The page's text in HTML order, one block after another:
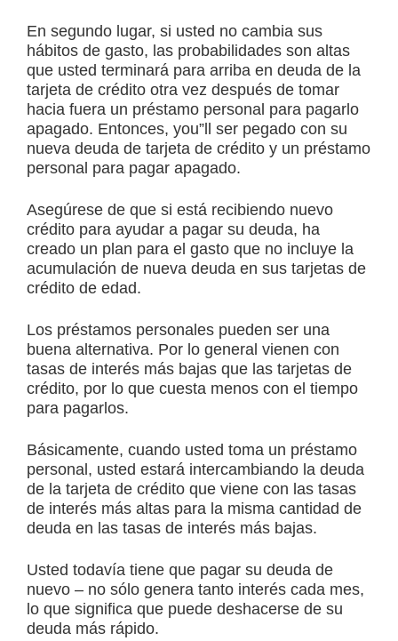
En segundo lugar, si usted no cambia sus
hábitos de gasto, las probabilidades son altas
que usted terminará para arriba en deuda de la
tarjeta de crédito otra vez después de tomar
hacia fuera un préstamo personal para pagarlo
apagado. Entonces, you”ll ser pegado con su
nueva deuda de tarjeta de crédito y un préstamo
personal para pagar apagado.
Asegúrese de que si está recibiendo nuevo
crédito para ayudar a pagar su deuda, ha
creado un plan para el gasto que no incluye la
acumulación de nueva deuda en sus tarjetas de
crédito de edad.
Los préstamos personales pueden ser una
buena alternativa. Por lo general vienen con
tasas de interés más bajas que las tarjetas de
crédito, por lo que cuesta menos con el tiempo
para pagarlos.
Básicamente, cuando usted toma un préstamo
personal, usted estará intercambiando la deuda
de la tarjeta de crédito que viene con las tasas
de interés más altas para la misma cantidad de
deuda en las tasas de interés más bajas.
Usted todavía tiene que pagar su deuda de
nuevo – no sólo genera tanto interés cada mes,
lo que significa que puede deshacerse de su
deuda más rápido.